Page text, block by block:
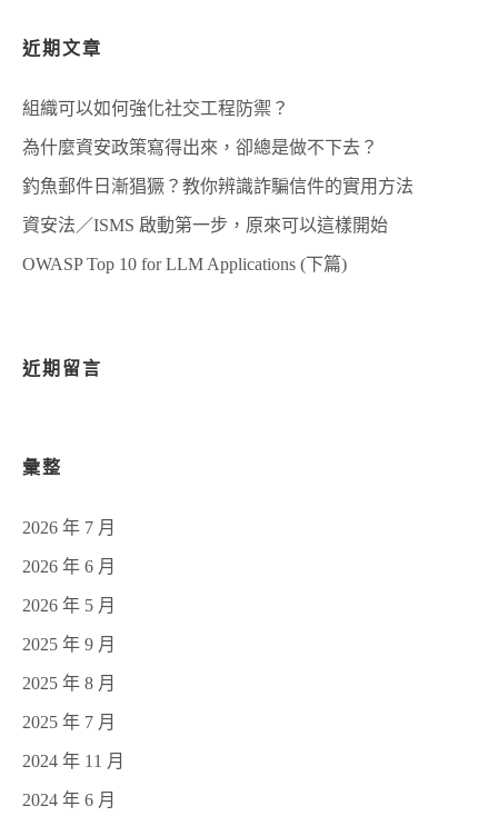
近期文章
組織可以如何強化社交工程防禦？
為什麼資安政策寫得出來，卻總是做不下去？
釣魚郵件日漸猖獗？教你辨識詐騙信件的實用方法
資安法／ISMS 啟動第一步，原來可以這樣開始
OWASP Top 10 for LLM Applications (下篇)
近期留言
彙整
2026 年 7 月
2026 年 6 月
2026 年 5 月
2025 年 9 月
2025 年 8 月
2025 年 7 月
2024 年 11 月
2024 年 6 月